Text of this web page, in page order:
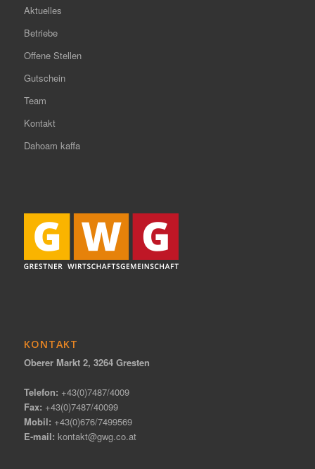
Aktuelles
Betriebe
Offene Stellen
Gutschein
Team
Kontakt
Dahoam kaffa
KONTAKT
Oberer Markt 2, 3264 Gresten
Telefon: +43(0)7487/4009
Fax: +43(0)7487/40099
Mobil: +43(0)676/7499569
E-mail: kontakt@gwg.co.at